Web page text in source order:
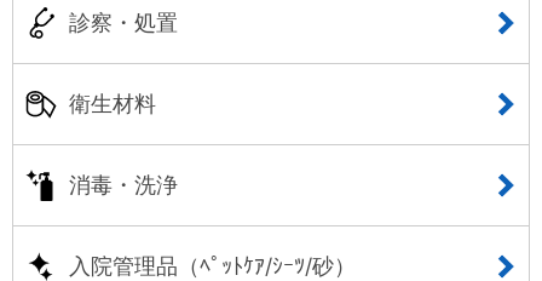
診察・処置
衛生材料
消毒・洗浄
入院管理品（ﾍﾟｯﾄｹｱ/ｼｰﾂ/砂）